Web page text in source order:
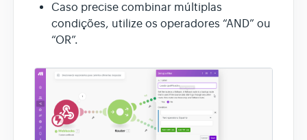
Caso precise combinar múltiplas
condições, utilize os operadores “AND” ou
“OR”.